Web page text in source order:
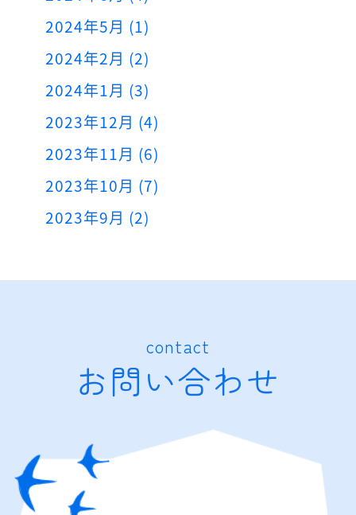
2024年5月 (1)
2024年2月 (2)
2024年1月 (3)
2023年12月 (4)
2023年11月 (6)
2023年10月 (7)
2023年9月 (2)
contact
お問い合わせ